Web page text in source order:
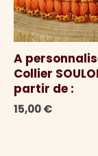
A
Collier
partir de :
15,00€